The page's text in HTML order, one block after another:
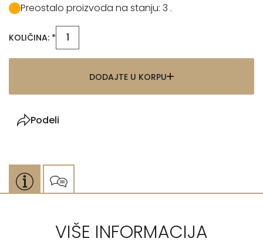
Preostalo proizvoda na stanju: 3 .
KOLIČINA: *
DODAJTE U KORPU
Podeli
VIŠE INFORMACIJA